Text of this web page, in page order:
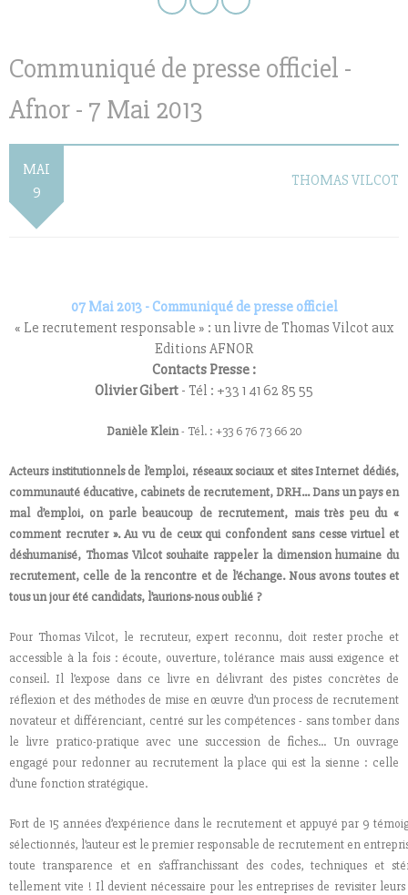
Communiqué de presse officiel -
Afnor - 7 Mai 2013
MAI
9
THOMAS VILCOT
07 Mai 2013 - Communiqué de presse officiel
« Le recrutement responsable » : un livre de Thomas Vilcot aux
Editions AFNOR
Contacts Presse :
Olivier Gibert - Tél : +33 1 41 62 85 55
Danièle Klein- Tél. : +33 6 76 73 66 20
Acteurs institutionnels de l’emploi, réseaux sociaux et sites Internet dédiés,
communauté éducative, cabinets de recrutement, DRH… Dans un pays en
mal d’emploi, on parle beaucoup de recrutement, mais très peu du «
comment recruter ». Au vu de ceux qui confondent sans cesse virtuel et
déshumanisé, Thomas Vilcot souhaite rappeler la dimension humaine du
recrutement, celle de la rencontre et de l’échange. Nous avons toutes et
tous un jour été candidats, l’aurions-nous oublié ?
Pour Thomas Vilcot, le recruteur, expert reconnu, doit rester proche et
accessible à la fois : écoute, ouverture, tolérance mais aussi exigence et
conseil. Il l’expose dans ce livre en délivrant des pistes concrètes de
réflexion et des méthodes de mise en œuvre d’un process de recrutement
novateur et différenciant, centré sur les compétences - sans tomber dans
le livre pratico-pratique avec une succession de fiches… Un ouvrage
engagé pour redonner au recrutement la place qui est la sienne : celle
d’une fonction stratégique.
Fort de 15 années d’expérience dans le recrutement et appuyé par 9
sélectionnés, l’auteur est le premier responsable de recrutement en
toute transparence et en s’affranchissant des codes, techniques et
tellement vite ! Il devient nécessaire pour les entreprises de revisiter